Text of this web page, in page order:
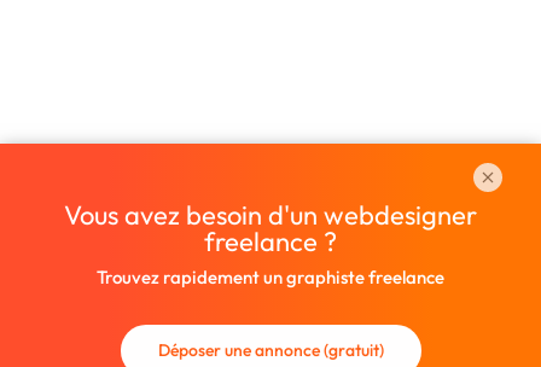
Vous avez besoin d'un webdesigner
freelance ?
Trouvez rapidement un graphiste freelance
Déposer une annonce (gratuit)